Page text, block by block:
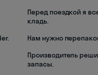
Перед поездкой я
кладь.
Нам нужно
Производитель
запасы.